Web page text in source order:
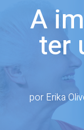
A
ter
por Erika